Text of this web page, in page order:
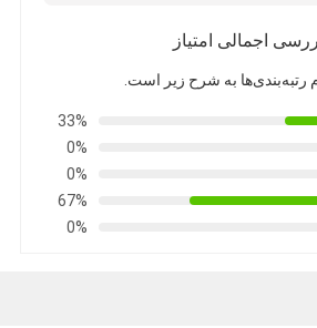
اجمالی امتیاز
رتبه‌بندی‌ها به شرح زیر است.
33%
0%
0%
67%
0%